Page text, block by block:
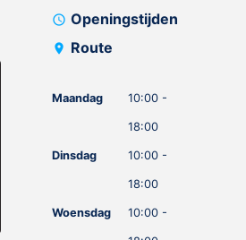
schedule Openingstijden
location_on Route
Maandag 10:00 -
18:00
Dinsdag 10:00 -
18:00
Woensdag 10:00 -